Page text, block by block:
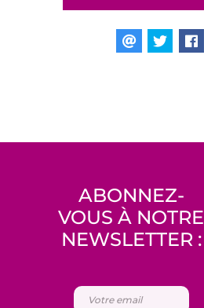
ABONNEZ-
VOUS À NOTRE
NEWSLETTER :